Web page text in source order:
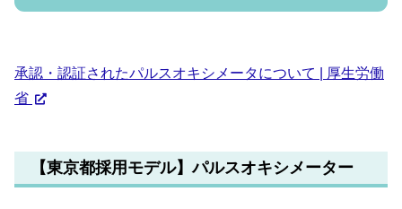
承認・認証されたパルスオキシメータについて | 厚生労働
省
【東京都採用モデル】パルスオキシメーター